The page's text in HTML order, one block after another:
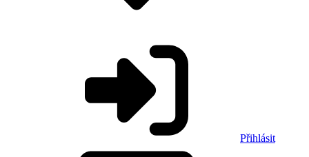
Přihlásit